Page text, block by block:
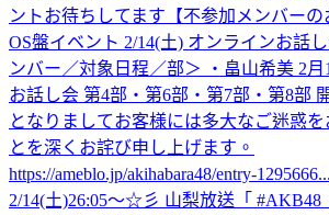
ントお待ちしてます 【不参加メンバー
OS盤イベント 2/14(土) オンラインお話
ンバー／対象日程／部＞ ・畠山希美 2
お話し会 第4部・第6部・第7部・第8部
となりましてお客様には多大なご迷惑
とを深くお詫び申し上げます。
https://ameblo.jp/akihabara48/entry-1295666...
2/14(土)26:05～☆彡 山梨放送「 #AKB48